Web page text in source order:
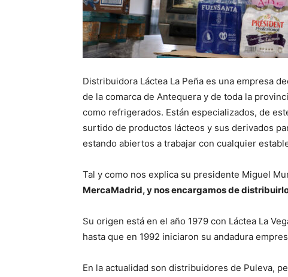
Distribuidora Láctea La Peña es una empresa
de la comarca de Antequera y de toda la
como refrigerados. Están especializados, de
surtido de productos lácteos y sus derivados
estando abiertos a trabajar con cualquier
Tal y como nos explica su presidente Miguel
MercaMadrid, y nos encargamos de
Su origen está en el año 1979 con Láctea La
hasta que en 1992 iniciaron su andadura
En la actualidad son distribuidores de Puleva,